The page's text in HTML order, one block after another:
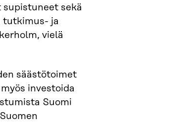
sekä
tutkimus- ja
vielä
säästötoimet
investoida
Suomi